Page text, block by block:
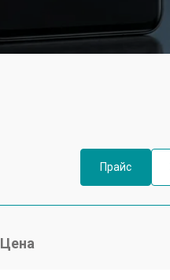
Прайс
Цена